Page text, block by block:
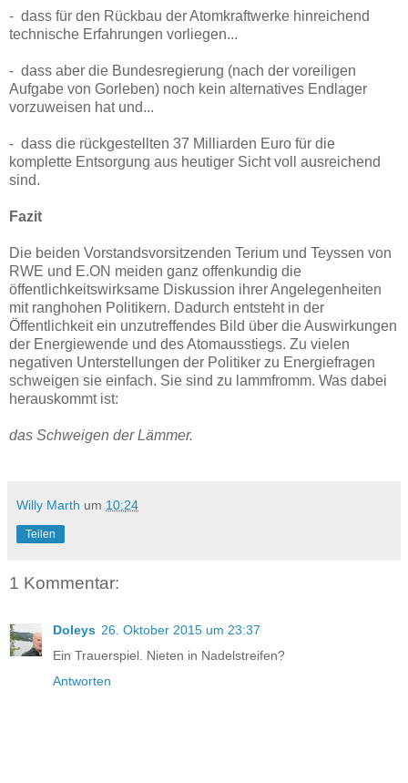
- dass für den Rückbau der Atomkraftwerke hinreichend
technische Erfahrungen vorliegen...
- dass aber die Bundesregierung (nach der voreiligen
Aufgabe von Gorleben) noch kein alternatives Endlager
vorzuweisen hat und...
- dass die rückgestellten 37 Milliarden Euro für die
komplette Entsorgung aus heutiger Sicht voll ausreichend
sind.
Fazit
Die beiden Vorstandsvorsitzenden Terium und Teyssen von
RWE und E.ON meiden ganz offenkundig die
öffentlichkeitswirksame Diskussion ihrer Angelegenheiten
mit ranghohen Politikern. Dadurch entsteht in der
Öffentlichkeit ein unzutreffendes Bild über die Auswirkungen
der Energiewende und des Atomausstiegs. Zu vielen
negativen Unterstellungen der Politiker zu Energiefragen
schweigen sie einfach. Sie sind zu lammfromm. Was dabei
herauskommt ist:
das Schweigen der Lämmer.
Willy Marth um 10:24
Teilen
1 Kommentar:
Doleys 26. Oktober 2015 um 23:37
Ein Trauerspiel. Nieten in Nadelstreifen?
Antworten